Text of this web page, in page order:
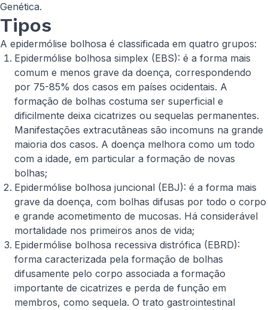
Genética.
Tipos
A epidermólise bolhosa é classificada em quatro grupos:
Epidermólise bolhosa simplex (EBS): é a forma mais
comum e menos grave da doença, correspondendo
por 75-85% dos casos em países ocidentais. A
formação de bolhas costuma ser superficial e
dificilmente deixa cicatrizes ou sequelas permanentes.
Manifestações extracutâneas são incomuns na grande
maioria dos casos. A doença melhora como um todo
com a idade, em particular a formação de novas
bolhas;
Epidermólise bolhosa juncional (EBJ): é a forma mais
grave da doença, com bolhas difusas por todo o corpo
e grande acometimento de mucosas. Há considerável
mortalidade nos primeiros anos de vida;
Epidermólise bolhosa recessiva distrófica (EBRD):
forma caracterizada pela formação de bolhas
difusamente pelo corpo associada a formação
importante de cicatrizes e perda de função em
membros, como sequela. O trato gastrointestinal